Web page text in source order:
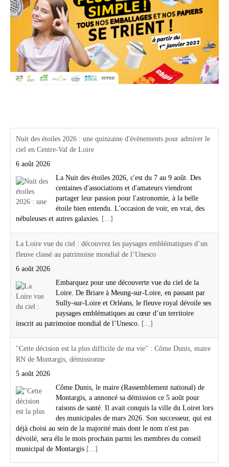
Nuit des étoiles 2026 : une quinzaine d'évènements pour admirer le
ciel en Centre-Val de Loire
6 août 2026
La Nuit des étoiles 2026, c'est du 7 au 9 août. Des
centaines d'associations et d'amateurs viendront
partager leur passion pour l'astronomie, à la belle
étoile bien entendu. L'occasion de voir, en vrai, des
nébuleuses et autres galaxies. [...]
La Loire vue du ciel : découvrez les paysages emblématiques d’un
fleuve classé au patrimoine mondial de l’Unesco
6 août 2026
Embarquez pour une découverte vue du ciel de la
Loire. De Briare à Meung-sur-Loire, en passant par
Sully-sur-Loire et Orléans, le fleuve royal dévoile ses
paysages emblématiques au cœur d’un territoire
inscrit au patrimoine mondial de l’Unesco. [...]
"Cette décision est la plus difficile de ma vie" : Côme Dunis, maire
RN de Montargis, démissionne
5 août 2026
Côme Dunis, le maire (Rassemblement national) de
Montargis, a annoncé sa démission ce 5 août pour
raisons de santé. Il avait conquis la ville du Loiret lors
des municipales de mars 2026. Son successeur, qui est
déjà choisi au sein de la majorité mais dont le nom n'est pas
dévoilé, sera élu le mois prochain parmi les membres du conseil
municipal de Montargis [...]